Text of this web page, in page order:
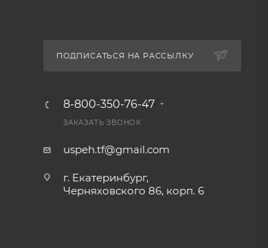
ПОДПИСАТЬСЯ НА РАССЫЛКУ
8-800-350-76-47
ЗАКАЗАТЬ ЗВОНОК
uspeh.tf@gmail.com
г. Екатеринбург,
Черняховского 86, корп. 6​